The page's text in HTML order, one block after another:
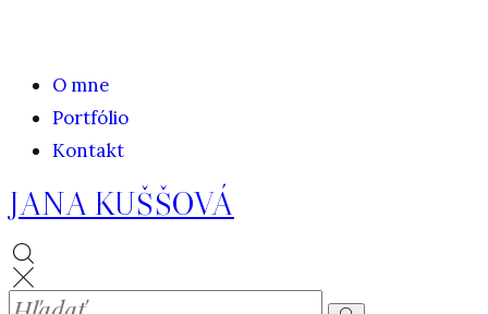
O mne
Portfólio
Kontakt
JANA KUŠŠOVÁ